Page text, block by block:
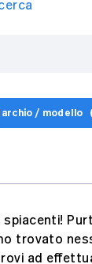
/ modello
spiacenti!
trovato
ad